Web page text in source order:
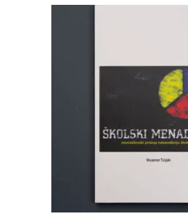
DODAJTE U